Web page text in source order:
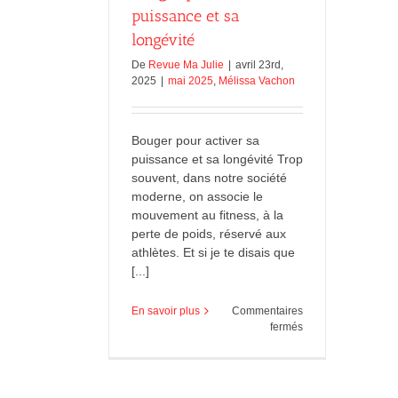
puissance et sa
longévité
De Revue Ma Julie
avril 23rd,
2025
mai 2025, Mélissa Vachon
Bouger pour activer sa
puissance et sa longévité Trop
souvent, dans notre société
moderne, on associe le
mouvement au fitness, à la
perte de poids, réservé aux
athlètes. Et si je te disais que
[...]
En savoir plus
Commentaires
ferméssur